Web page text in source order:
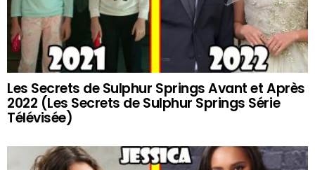
Les Secrets de Sulphur Springs Avant et Après
2022 (Les Secrets de Sulphur Springs Série
Télévisée)